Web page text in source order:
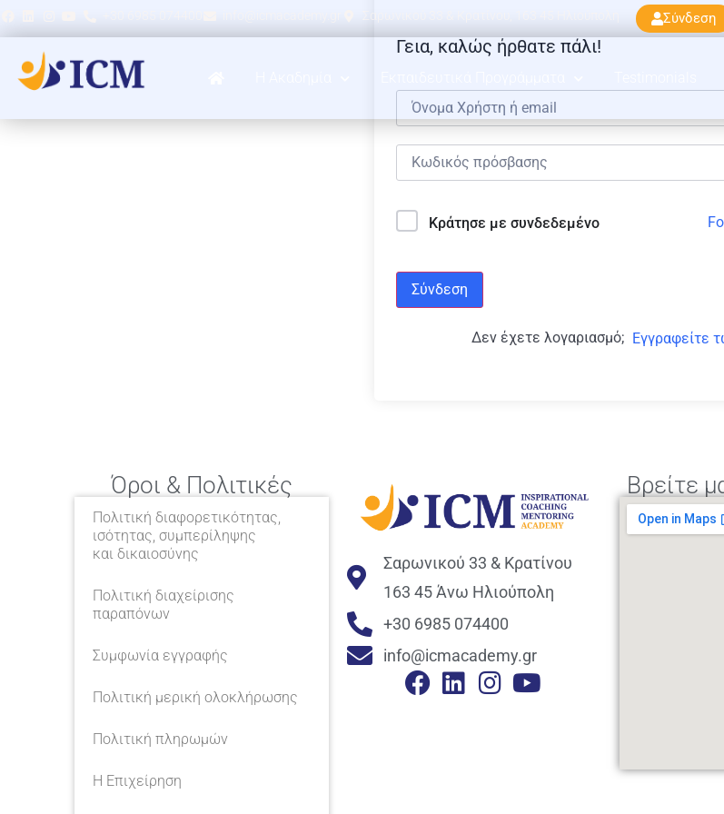
Σύνδεση
Γεια, καλώς ήρθατε πάλι!
Κράτησε με συνδεδεμένο
Σύνδεση
Δεν έχετε λογαριασμό; Εγγραφείτε
Όροι & Πολιτικές
Πολιτική διαφορετικότητας,
ισότητας, συμπερίληψης
και δικαιοσύνης
Πολιτική διαχείρισης
παραπόνων
Συμφωνία εγγραφής
Πολιτική μερική ολοκλήρωσης
Πολιτική πληρωμών
Η Επιχείρηση
Σαρωνικού 33 & Κρατίνου
163 45 Άνω Ηλιούπολη
+30 6985 074400
info@icmacademy.gr
Βρείτε